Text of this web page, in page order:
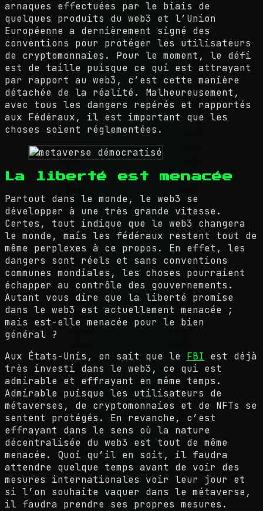
arnaques effectuées par le biais de
quelques produits du web3 et l’Union
Européenne a dernièrement signé des
conventions pour protéger les utilisateurs
de cryptomonnaies. Pour le moment, le défi
est de taille puisque ce qui est attrayant
par rapport au web3, c’est cette manière
détachée de la réalité. Malheureusement,
avec tous les dangers repérés et rapportés
aux Fédéraux, il est important que les
choses soient réglementées.
La liberté est menacée
Partout dans le monde, le web3 se
développer à une très grande vitesse.
Certes, tout indique que le web3 changera
le monde, mais les fédéraux restent tout de
même perplexes à ce propos. En effet, les
dangers sont réels et sans conventions
communes mondiales, les choses pourraient
échapper au contrôle des gouvernements.
Autant vous dire que la liberté promise
dans le web3 est actuellement menacée ;
mais est-elle menacée pour le bien
général ?
Aux États-Unis, on sait que le FBI est déjà
très investi dans le web3, ce qui est
admirable et effrayant en même temps.
Admirable puisque les utilisateurs de
métaverses, de cryptomonnaies et de NFTs se
sentent protégés. En revanche, c’est
effrayant dans le sens où la nature
décentralisée du web3 est tout de même
menacée. Quoi qu’il en soit, il faudra
attendre quelque temps avant de voir des
mesures internationales voir leur jour et
si l’on souhaite vaquer dans le métaverse,
il faudra prendre ses propres mesures.